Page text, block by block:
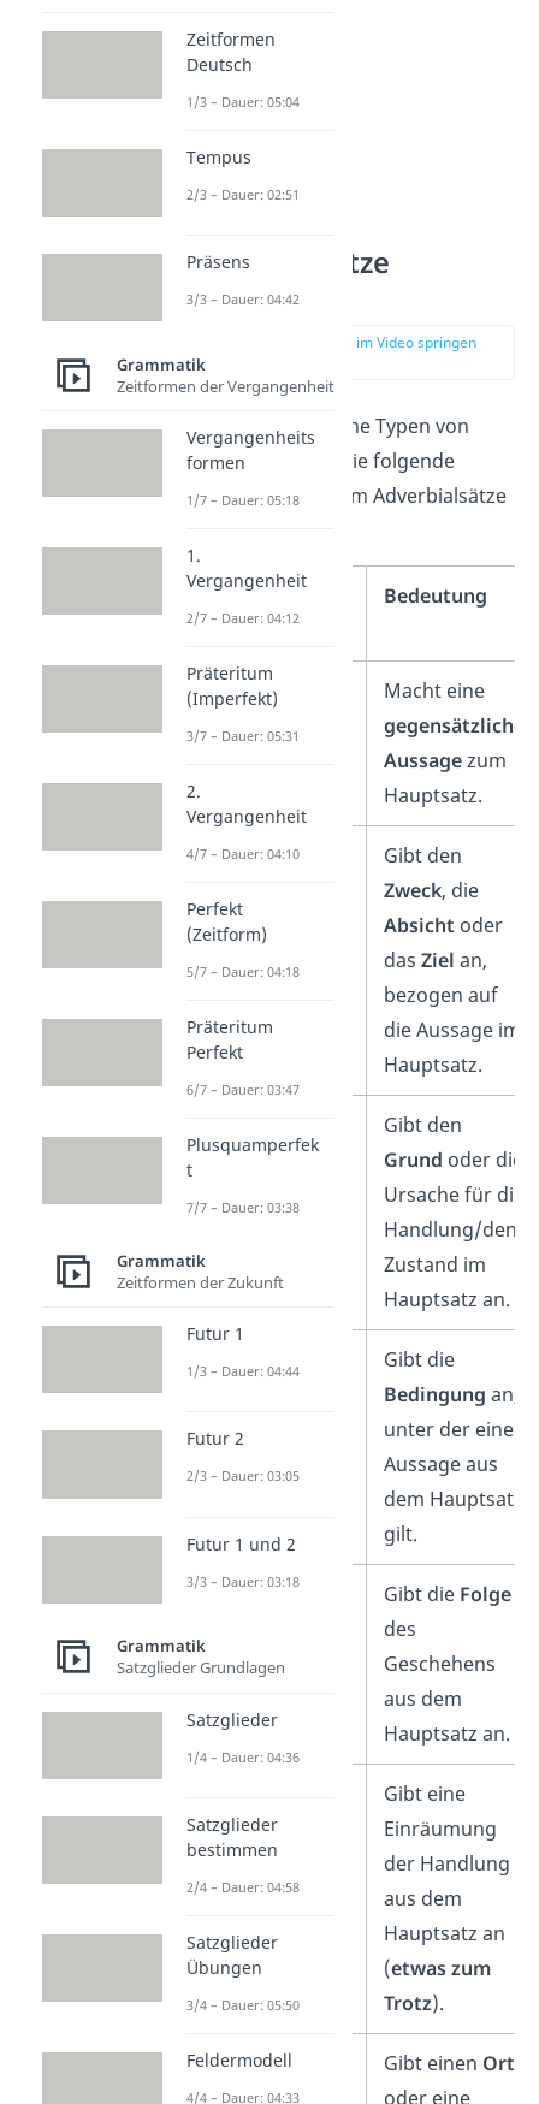
Adverbialsätze
bestimmen
zur Stelle im Video springen
Es gibt verschiedene Typen von
Adverbialsätzen. Die folgende
Tabelle hilft dir beim Adverbialsätze
Adverbialsätze
bestimmen
Bedeutung
Adversativsatz
Macht eine
gegensätzliche
Aussagezum
Hauptsatz.
Finalsatz
Gibt den
Zweck, die
Absicht oder
das Ziel an,
bezogen auf
die Aussage im
Hauptsatz.
Gibt den
Grund oder die
Ursache für die
Handlung/den
Zustand im
Hauptsatz an.
Gibt die
Bedingung an,
unter der eine
Aussage aus
dem Hauptsatz
gilt.
Konsekutivsatz Gibt die Folge
des
Geschehens
aus dem
Hauptsatz an.
Gibt eine
Einräumung
der Handlung
aus dem
Hauptsatz an
(etwas zum
Trotz).
Lokalsatz Gibt einen Ort
oder eine
Zeitformen
Deutsch
1/3 – Dauer: 05:04
Tempus
2/3 – Dauer: 02:51
Präsens
3/3 – Dauer: 04:42
Grammatik
Zeitformen der Vergangenheit
Vergangenheits
formen
1/7 – Dauer: 05:18
1.
Vergangenheit
2/7 – Dauer: 04:12
Präteritum
(Imperfekt)
3/7 – Dauer: 05:31
2.
Vergangenheit
4/7 – Dauer: 04:10
Perfekt
(Zeitform)
5/7 – Dauer: 04:18
Präteritum
Perfekt
6/7 – Dauer: 03:47
Plusquamperfek
t
7/7 – Dauer: 03:38
Grammatik
Zeitformen der Zukunft
Futur 1
1/3 – Dauer: 04:44
Futur 2
2/3 – Dauer: 03:05
Futur 1 und 2
3/3 – Dauer: 03:18
Grammatik
Satzglieder Grundlagen
Satzglieder
1/4 – Dauer: 04:36
Satzglieder
bestimmen
2/4 – Dauer: 04:58
Satzglieder
Übungen
3/4 – Dauer: 05:50
Feldermodell
4/4 – Dauer: 04:33